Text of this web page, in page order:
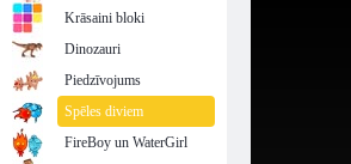
Krāsaini bloki
Dinozauri
Piedzīvojums
Spēles diviem
FireBoy un WaterGirl